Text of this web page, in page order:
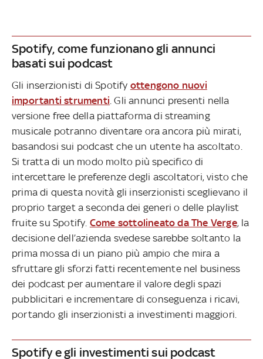
Spotify, come funzionano gli annunci
basati sui podcast
Gli inserzionisti di Spotify ottengono nuovi
importanti strumenti . Gli annunci presenti nella
versione free della piattaforma di streaming
musicale potranno diventare ora ancora più mirati,
basandosi sui podcast che un utente ha ascoltato.
Si tratta di un modo molto più specifico di
intercettare le preferenze degli ascoltatori, visto che
prima di questa novità gli inserzionisti sceglievano il
proprio target a seconda dei generi o delle playlist
fruite su Spotify. Come sottolineato da The Verge, la
decisione dell’azienda svedese sarebbe soltanto la
prima mossa di un piano più ampio che mira a
sfruttare gli sforzi fatti recentemente nel business
dei podcast per aumentare il valore degli spazi
pubblicitari e incrementare di conseguenza i ricavi,
portando gli inserzionisti a investimenti maggiori.
Spotify e gli investimenti sui podcast